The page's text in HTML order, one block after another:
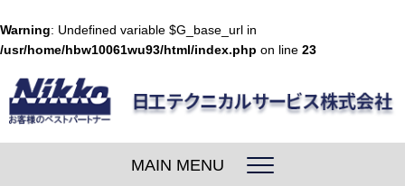
Warning: Undefined variable $G_base_url in
/usr/home/hbw10061wu93/html/index.php on line 23
MAIN MENU